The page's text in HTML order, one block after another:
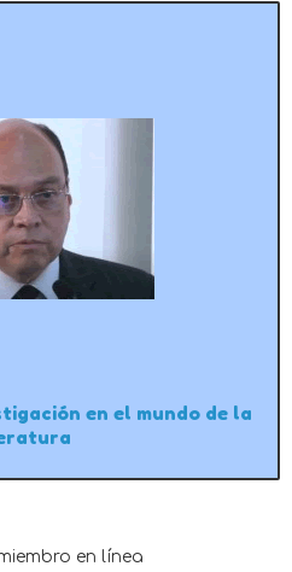
en el mundo de la
en línea